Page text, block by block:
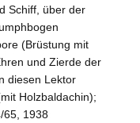
Schiff, über der
(Brüstung mit
und Zierde der
diesen Lektor
Holzbaldachin);
65, 1938